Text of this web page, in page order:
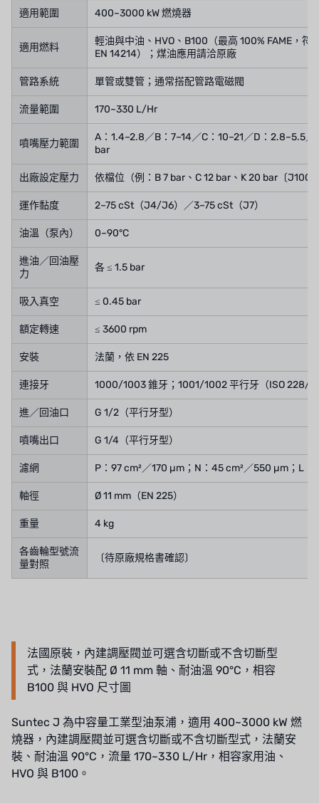
適用範圍 400~3000 kW 燃燒器
適用燃料
輕油與中油、HVO、B100（最高 100% FAME，符
EN 14214）；煤油應用請洽原廠
管路系統 單管或雙管；通常搭配管路電磁閥
流量範圍 170~330 L/Hr
噴嘴壓力範圍
A：1.4–2.8／B：7–14／C：10–21／D：2.8–5.5
bar
出廠設定壓力 依檔位（例：B 7 bar、C 12 bar、K 20 bar〔
運作黏度 2–75 cSt（J4/J6）／3–75 cSt（J7）
油溫（泵內） 0–90°C
進油／回油壓
力
各 ≤ 1.5 bar
吸入真空 ≤ 0.45 bar
額定轉速 ≤ 3600 rpm
安裝 法蘭，依 EN 225
連接牙 1000/1003 錐牙；1001/1002 平行牙（ISO 228/1
進／回油口 G 1/2（平行牙型）
噴嘴出口 G 1/4（平行牙型）
濾網 P：97 cm²／170 µm；N：45 cm²／550 µm；L：
軸徑 Ø 11 mm（EN 225）
重量 4 kg
各齒輪型號流
量對照
〔待原廠規格書確認〕
法國原裝，內建調壓閥並可選含切斷或不含切斷型
式，法蘭安裝配 Ø 11 mm 軸、耐油溫 90°C，相容
B100 與 HVO 尺寸圖
Suntec J 為中容量工業型油泵浦，適用 400~3000 kW 燃
燒器，內建調壓閥並可選含切斷或不含切斷型式，法蘭安
裝、耐油溫 90°C，流量 170~330 L/Hr，相容家用油、
HVO 與 B100。